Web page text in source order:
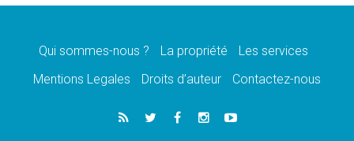
07.08.2026
07.08.2026
lancement des «dix jours de prière pour la
06.08.2026
Préparatifs des JMJ 2027 à Séoul: «c'est
Qui sommes-nous ? La propriété
Les services
Mentions Legales
Droits d’auteur Contactez-nous